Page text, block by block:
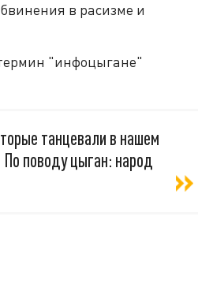
в расизме и
"инфоцыгане"
танцевали в нашем
поводу цыган: народ